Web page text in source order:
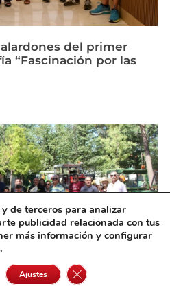
del primer
“Fascinación por las
a sus
de terceros para analizar
publicidad relacionada con tus
más información y configurar
Ajustes Cerrar el banner de